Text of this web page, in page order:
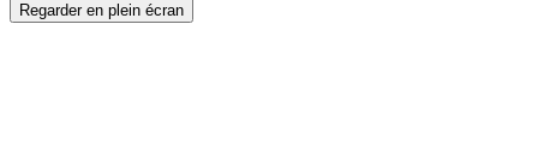
Regarder en plein écran